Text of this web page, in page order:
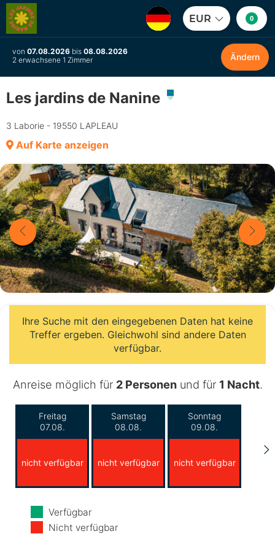
EUR 0
von 07.08.2026 bis 08.08.2026
2 erwachsene 1 Zimmer
Ändern
Les jardins de Nanine
3 Laborie - 19550 LAPLEAU
Auf Karte anzeigen
Ihre Suche mit den eingegebenen Daten hat keine
Treffer ergeben. Gleichwohl sind andere Daten
verfügbar.
Anreise möglich für 2 Personenund für 1 Nacht.
Freitag
07.08.
nicht verfügbar
Samstag
08.08.
nicht verfügbar
Sonntag
09.08.
nicht verfügbar
Montag
10.08.
Verfügbar
Nicht verfügbar